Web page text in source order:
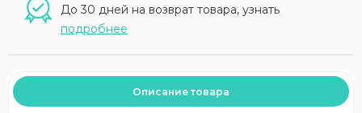
До 30 дней на возврат товара, узнать
подробнее
Описание товара